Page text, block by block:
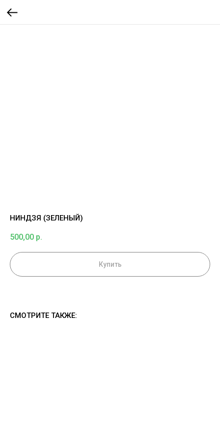
НИНДЗЯ (ЗЕЛЕНЫЙ)
500,00 р.
Купить
СМОТРИТЕ ТАКЖЕ: